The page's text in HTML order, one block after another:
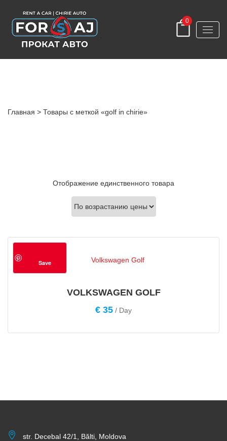
0
Главная > Товары с меткой «golf in chirie»
Отображение единственного товара
Save
VOLKSWAGEN GOLF
€ 35 / Day
str. Decebal 42/1, Bălti, Moldova